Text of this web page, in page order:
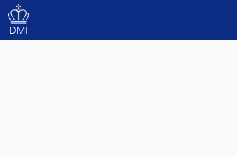
DMI